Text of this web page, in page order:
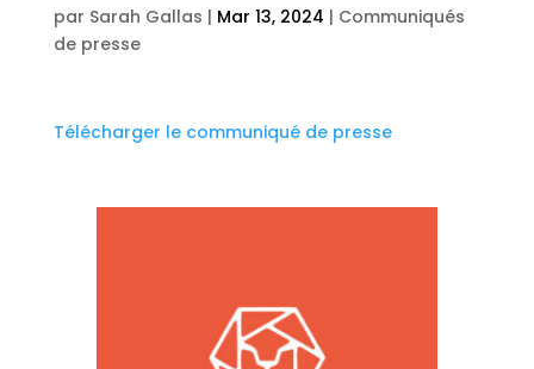
par Sarah Gallas | Mar 13, 2024 | Communiqués
de presse
Télécharger le communiqué de presse